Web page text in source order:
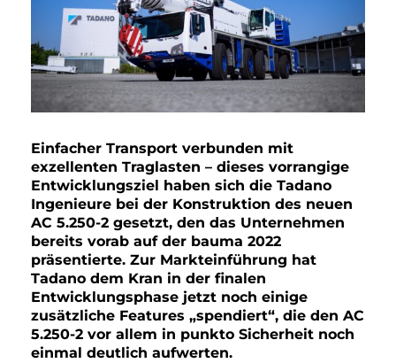
Einfacher Transport verbunden mit
exzellenten Traglasten – dieses vorrangige
Entwicklungsziel haben sich die Tadano
Ingenieure bei der Konstruktion des neuen
AC 5.250-2 gesetzt, den das Unternehmen
bereits vorab auf der bauma 2022
präsentierte. Zur Markteinführung hat
Tadano dem Kran in der finalen
Entwicklungsphase jetzt noch einige
zusätzliche Features „spendiert“, die den AC
5.250-2 vor allem in punkto Sicherheit noch
einmal deutlich aufwerten.